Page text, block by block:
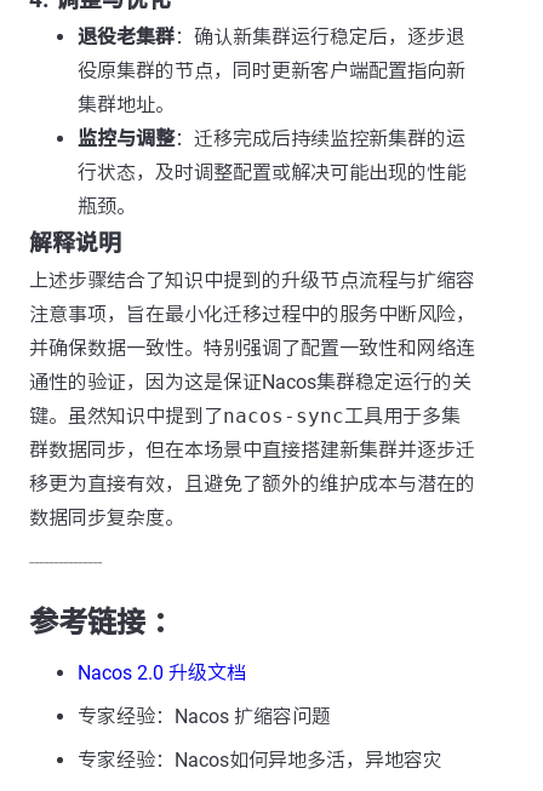
退役老集群：确认新集群运行稳定后，逐步退
役原集群的节点，同时更新客户端配置指向新
集群地址。
监控与调整：迁移完成后持续监控新集群的运
行状态，及时调整配置或解决可能出现的性能
瓶颈。
解释说明
上述步骤结合了知识中提到的升级节点流程与扩缩容
注意事项，旨在最小化迁移过程中的服务中断风险，
并确保数据一致性。特别强调了配置一致性和网络连
通性的验证，因为这是保证Nacos集群稳定运行的关
键。虽然知识中提到了nacos-sync工具用于多集
群数据同步，但在本场景中直接搭建新集群并逐步迁
移更为直接有效，且避免了额外的维护成本与潜在的
数据同步复杂度。
---------------
参考链接 ：
Nacos 2.0 升级文档
专家经验：Nacos 扩缩容问题
专家经验：Nacos如何异地多活，异地容灾